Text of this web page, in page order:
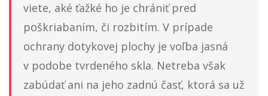
viete, aké ťažké ho je chrániť pred
poškriabaním, či rozbitím. V prípade
ochrany dotykovej plochy je voľba jasná
v podobe tvrdeného skla. Netreba však
zabúdať ani na jeho zadnú časť, ktorá sa už